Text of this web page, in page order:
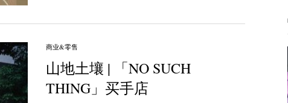
商业&零售
山地土壤 | 「NO SUCH
THING」买手店